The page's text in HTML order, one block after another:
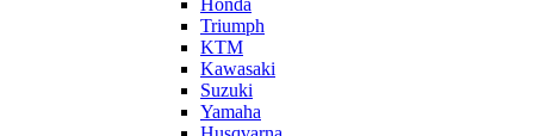
Triumph
KTM
Kawasaki
Suzuki
Yamaha